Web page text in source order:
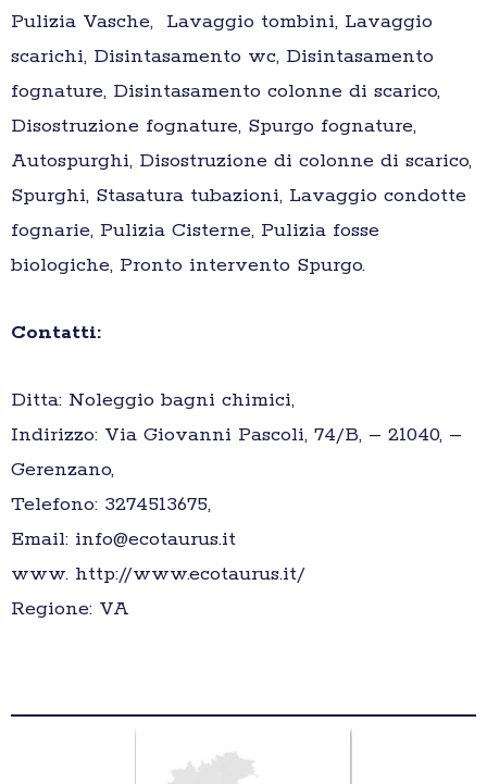
Pulizia Vasche, Lavaggio tombini, Lavaggio
scarichi, Disintasamento wc, Disintasamento
fognature, Disintasamento colonne di scarico,
Disostruzione fognature, Spurgo fognature,
Autospurghi, Disostruzione di colonne di scarico,
Spurghi, Stasatura tubazioni, Lavaggio condotte
fognarie, Pulizia Cisterne, Pulizia fosse
biologiche, Pronto intervento Spurgo.
Contatti:
Ditta: Noleggio bagni chimici,
Indirizzo: Via Giovanni Pascoli, 74/B, – 21040, –
Gerenzano,
Telefono: 3274513675,
Email: info@ecotaurus.it
www. http://www.ecotaurus.it/
Regione: VA